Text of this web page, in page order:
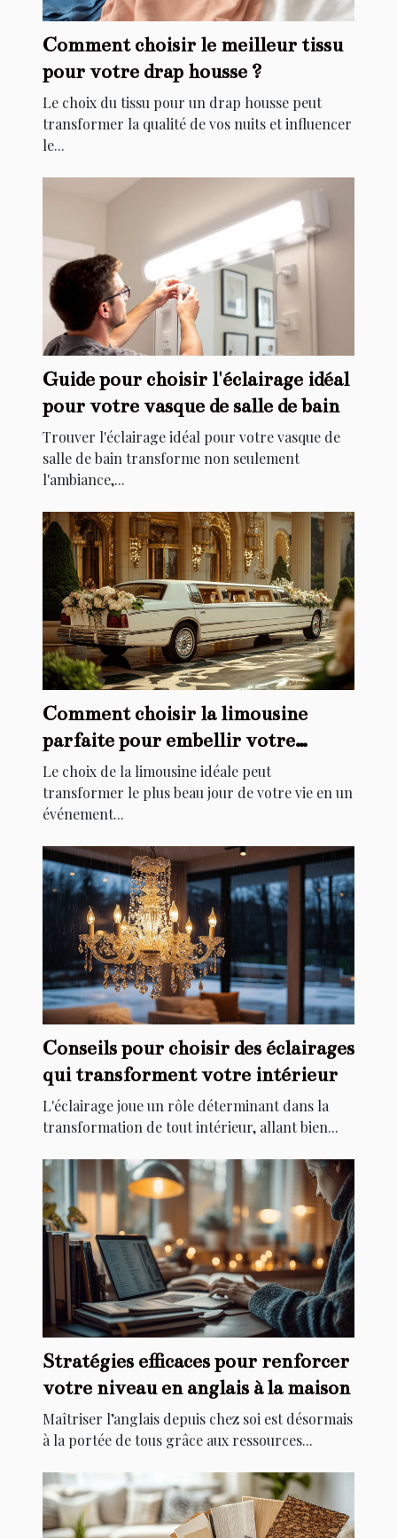
Comment choisir le meilleur tissu
pour votre drap housse ?
Le choix du tissu pour un drap housse peut
transformer la qualité de vos nuits et influencer
le...
Guide pour choisir l'éclairage idéal
pour votre vasque de salle de bain
Trouver l'éclairage idéal pour votre vasque de
salle de bain transforme non seulement
l'ambiance,...
Comment choisir la limousine
parfaite pour embellir votre
mariage
Le choix de la limousine idéale peut
transformer le plus beau jour de votre vie en un
événement...
Conseils pour choisir des éclairages
qui transforment votre intérieur
L'éclairage joue un rôle déterminant dans la
transformation de tout intérieur, allant bien...
Stratégies efficaces pour renforcer
votre niveau en anglais à la maison
Maîtriser l’anglais depuis chez soi est désormais
à la portée de tous grâce aux ressources...